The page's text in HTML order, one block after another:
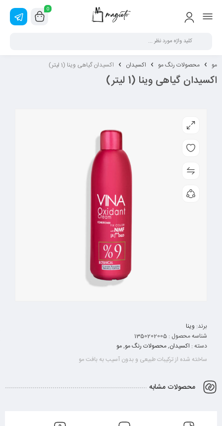
0
مو محصولات رنگ مو اکسیدان اکسیدان گیاهی وینا (1 لیتر)
اکسیدان گیاهی وینا (1 لیتر)
برند: وینا
شناسه محصول : 1350202005
دسته : اکسیدان,محصولات رنگ مو,مو
ساخته شده از ترکیبات طبیعی و بدون آسیب به بافت مو
محصولات مشابه